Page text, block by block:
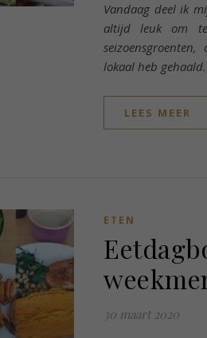
Vandaag deel ik
altijd leuk om
lokaal heb gehaald.
LEES MEER
ETEN
30 maart 2020